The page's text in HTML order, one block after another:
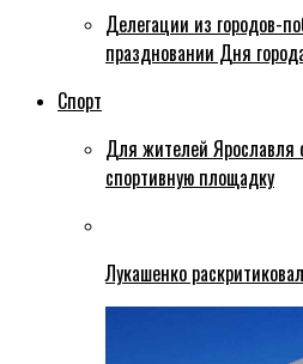
Делегации из городов-
праздновании Дня
Спорт
Для жителей Ярославля
спортивную площадку
Лукашенко